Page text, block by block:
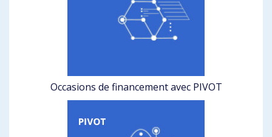
Occasions de financement avec PIVOT